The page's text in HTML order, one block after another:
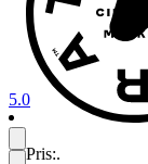
5.0
Pris:.